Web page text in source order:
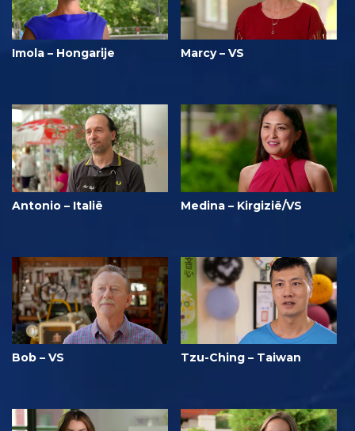
Imola – Hongarije Marcy – VS
Antonio – Italië Medina – Kirgizië/VS
Bob – VS Tzu-Ching – Taiwan